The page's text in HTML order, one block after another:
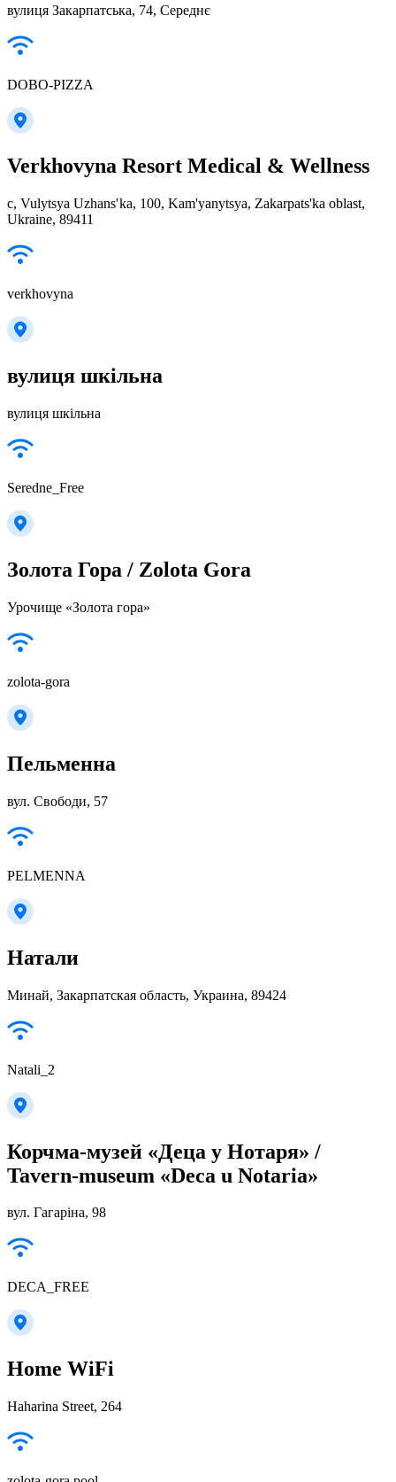
вулиця Закарпатська, 74, Середнє
DOBO-PIZZA
Verkhovyna Resort Medical & Wellness
с, Vulytsya Uzhansʹka, 100, Kam'yanytsya, Zakarpats'ka oblast,
Ukraine, 89411
verkhovyna
вулиця шкільна
вулиця шкільна
Seredne_Free
Золота Гора / Zolota Gora
Урочище «Золота гора»
zolota-gora
Пельменна
вул. Свободи, 57
PELMENNA
Натали
Минай, Закарпатская область, Украина, 89424
Natali_2
Корчма-музей «Деца у Нотаря» /
Tavern-museum «Deca u Notaria»
вул. Гагаріна, 98
DECA_FREE
Home WiFi
Haharina Street, 264